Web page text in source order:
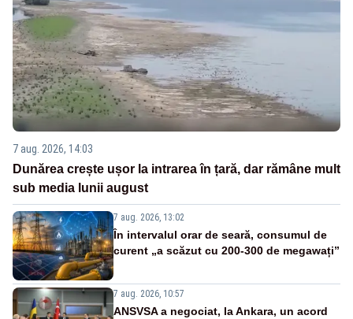
7 aug. 2026, 14:03
Dunărea crește ușor la intrarea în țară, dar rămâne mult
sub media lunii august
7 aug. 2026, 13:02
În intervalul orar de seară, consumul de
curent „a scăzut cu 200-300 de megawați”
7 aug. 2026, 10:57
ANSVSA a negociat, la Ankara, un acord